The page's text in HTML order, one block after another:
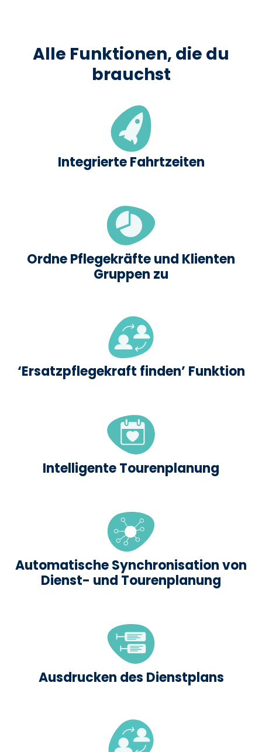
Alle Funktionen, die du
brauchst
Integrierte Fahrtzeiten
Ordne Pflegekräfte und Klienten
Gruppen zu
‘Ersatzpflegekraft finden’ Funktion
Intelligente Tourenplanung
Automatische Synchronisation von
Dienst- und Tourenplanung
Ausdrucken des Dienstplans